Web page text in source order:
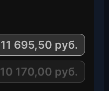
11 695,50 руб.
10 170,00 руб.